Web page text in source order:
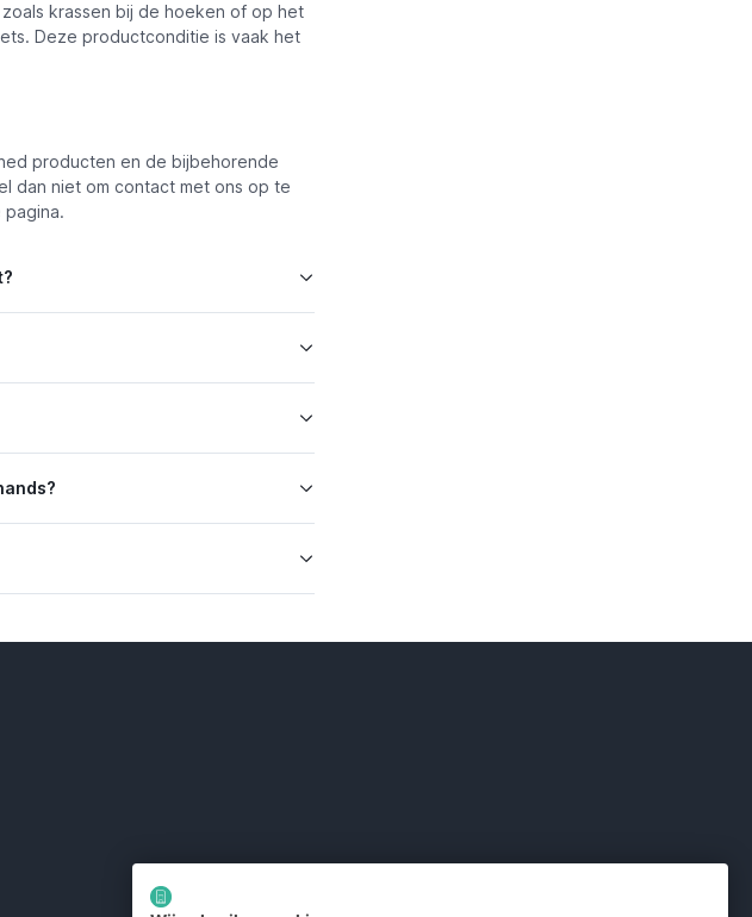
krassen bij de hoeken of op het
Deze productconditie is vaak het
producten en de bijbehorende
dan niet om contact met ons op te